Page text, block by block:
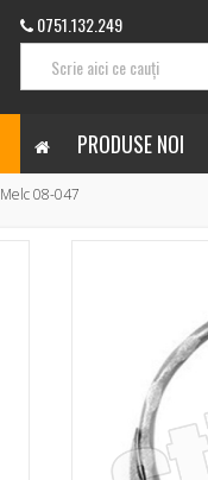
0751.132.249
PRODUSE NOI
Melc 08-047